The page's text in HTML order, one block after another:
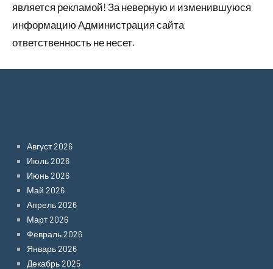
является рекламой! За неверную и изменившуюся
информацию Администрация сайта
ответственность не несет.
Август 2026
Июль 2026
Июнь 2026
Май 2026
Апрель 2026
Март 2026
Февраль 2026
Январь 2026
Декабрь 2025